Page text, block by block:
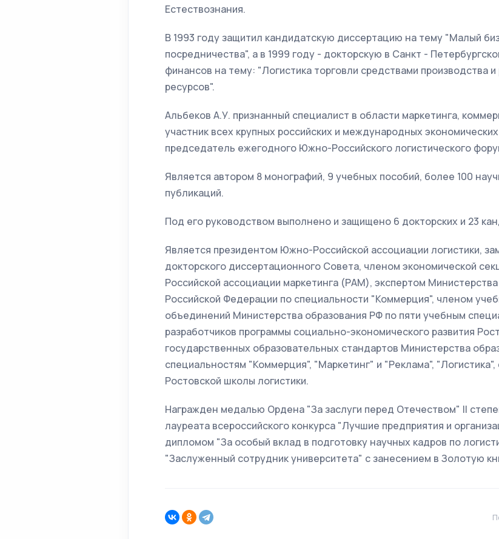
Естествознания.
В 1993 году защитил кандидатскую диссертацию на тему "Малый
посредничества", а в 1999 году - докторскую в Санкт -
финансов на тему: "Логистика торговли средствами производства
ресурсов".
Альбеков А.У. признанный специалист в области маркетинга,
участник всех крупных российских и международных
председатель ежегодного Южно-Российского логистического
Является автором 8 монографий, 9 учебных пособий, более 100
публикаций.
Под его руководством выполнено и защищено 6 докторских и 23
Является президентом Южно-Российской ассоциации логистики,
докторского диссертационного Совета, членом экономической
Российской ассоциации маркетинга (РАМ), экспертом
Российской Федерации по специальности "Коммерция", членом
объединений Министерства образования РФ по пяти учебным
разработчиков программы социально-экономического развития
государственных образовательных стандартов Министерства
специальностям "Коммерция", "Маркетинг" и "Реклама",
Ростовской школы логистики.
Награжден медалью Ордена "За заслуги перед Отечеством" II
лауреата всероссийского конкурса "Лучшие предприятия и
дипломом "За особый вклад в подготовку научных кадров по
"Заслуженный сотрудник университета" с занесением в Золотую